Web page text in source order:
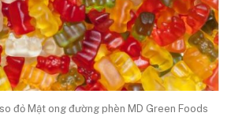
đỏ Mật ong đường phèn MD Green Foods